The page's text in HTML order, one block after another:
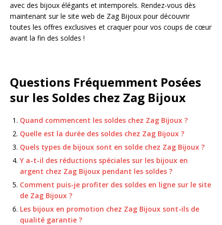
avec des bijoux élégants et intemporels. Rendez-vous dès
maintenant sur le site web de Zag Bijoux pour découvrir
toutes les offres exclusives et craquer pour vos coups de cœur
avant la fin des soldes !
Questions Fréquemment Posées
sur les Soldes chez Zag Bijoux
Quand commencent les soldes chez Zag Bijoux ?
Quelle est la durée des soldes chez Zag Bijoux ?
Quels types de bijoux sont en solde chez Zag Bijoux ?
Y a-t-il des réductions spéciales sur les bijoux en
argent chez Zag Bijoux pendant les soldes ?
Comment puis-je profiter des soldes en ligne sur le site
de Zag Bijoux ?
Les bijoux en promotion chez Zag Bijoux sont-ils de
qualité garantie ?